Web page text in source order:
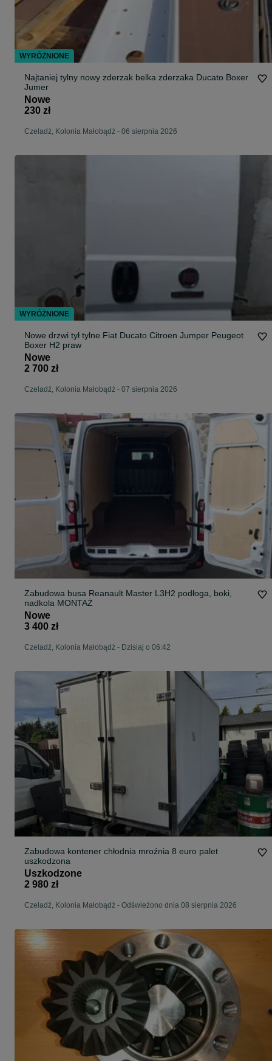
Najtaniej tylny nowy zderzak belka zderzaka Ducato Boxer
Jumer
Nowe
230 zł
Czeladź, Kolonia Małobądź - 06 sierpnia 2026
Nowe drzwi tył tylne Fiat Ducato Citroen Jumper Peugeot
Boxer H2 praw
Nowe
2 700 zł
Czeladź, Kolonia Małobądź - 07 sierpnia 2026
Zabudowa busa Reanault Master L3H2 podłoga, boki,
nadkola MONTAŻ
Nowe
3 400 zł
Czeladź, Kolonia Małobądź - Dzisiaj o 06:42
Zabudowa kontener chłodnia mroźnia 8 euro palet
uszkodzona
Uszkodzone
2 980 zł
Czeladź, Kolonia Małobądź - Odświeżono dnia 08 sierpnia 2026
WYRÓŻNIONE
WYRÓŻNIONE